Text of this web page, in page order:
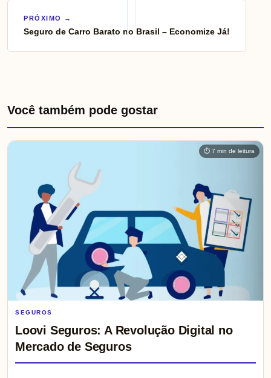
Navegação
Post
PRÓXIMO →
Seguro de Carro Barato no Brasil – Economize Já!
Você também pode gostar
⏱ 7 min de leitura
SEGUROS
Loovi Seguros: A Revolução Digital no
Mercado de Seguros